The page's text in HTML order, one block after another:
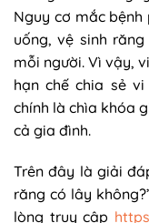
Nguy cơ mắc
uống, vệ sinh
mỗi người. Vì vậy,
hạn chế chia sẻ
chính là chìa khóa
cả gia đình.
Trên đây là giải
răng có lây
lòng truy cập